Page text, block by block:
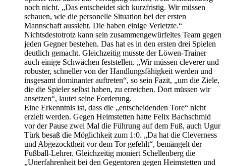
noch nicht. „Das entscheidet sich kurzfristig. Wir müssen
schauen, wie die personelle Situation bei der ersten
Mannschaft aussieht. Die haben einige Verletzte.“
Nichtsdestotrotz kann sein zusammengewürfeltes Team gegen
jeden Gegner bestehen. Das hat es in den ersten drei Spielen
deutlich gemacht. Gleichzeitig musste der Löwen-Trainer
auch einige Schwächen feststellen. „Wir müssen cleverer und
robuster, schneller von der Handlungsfähigkeit werden und
insgesamt dominanter auftreten“, so sein Fazit, „um die Ziele,
die die Spieler selbst haben, zu erreichen. Dort müssen wir
ansetzen“, lautet seine Forderung.
Eine Erkenntnis ist, dass die „entscheidenden Tore“ nicht
erzielt werden. Gegen Heimstetten hatte Felix Bachschmid
vor der Pause zwei Mal die Führung auf dem Fuß, auch Ugur
Türk besaß die Möglichkeit zum 1:0. „Da hat die Cleverness
und Abgezocktheit vor dem Tor gefehlt“, bemängelt der
Fußball-Lehrer. Gleichzeitig moniert Schellenberg die
„Unerfahrenheit bei den Gegentoren gegen Heimstetten und